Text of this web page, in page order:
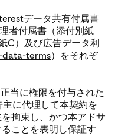
データ共有付属書
者付属書（添付別紙
C）及び広告データ利
data-terms）をそれぞ
当に権限を付与された
に代理して本契約を
拘束し、かつ本アドサ
ことを表明し保証す